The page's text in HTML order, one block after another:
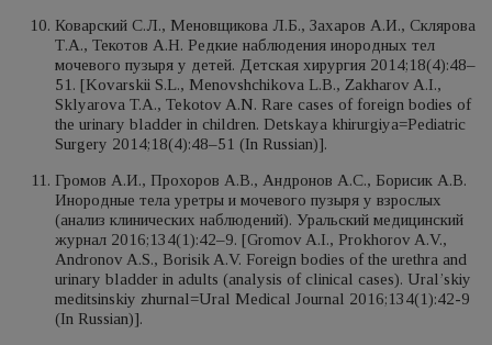
Коварский С.Л., Меновщикова Л.Б., Захаров А.И., Склярова
Т.А., Текотов А.Н. Редкие наблюдения инородных тел
мочевого пузыря у детей. Детская хирургия 2014;18(4):48–
51. [Kovarskii S.L., Menovshchikova L.B., Zakharov A.I.,
Sklyarova T.A., Tekotov A.N. Rare cases of foreign bodies of
the urinary bladder in children. Detskaya khirurgiya=Pediatric
Surgery 2014;18(4):48–51 (In Russian)].
Громов А.И., Прохоров А.В., Андронов А.С., Борисик А.В.
Инородные тела уретры и мочевого пузыря у взрослых
(анализ клинических наблюдений). Уральский медицинский
журнал 2016;134(1):42–9. [Gromov A.I., Prokhorov A.V.,
Andronov A.S., Borisik A.V. Foreign bodies of the urethra and
urinary bladder in adults (analysis of clinical cases). Ural’skiy
meditsinskiy zhurnal=Ural Medical Journal 2016;134(1):42-9
(In Russian)].